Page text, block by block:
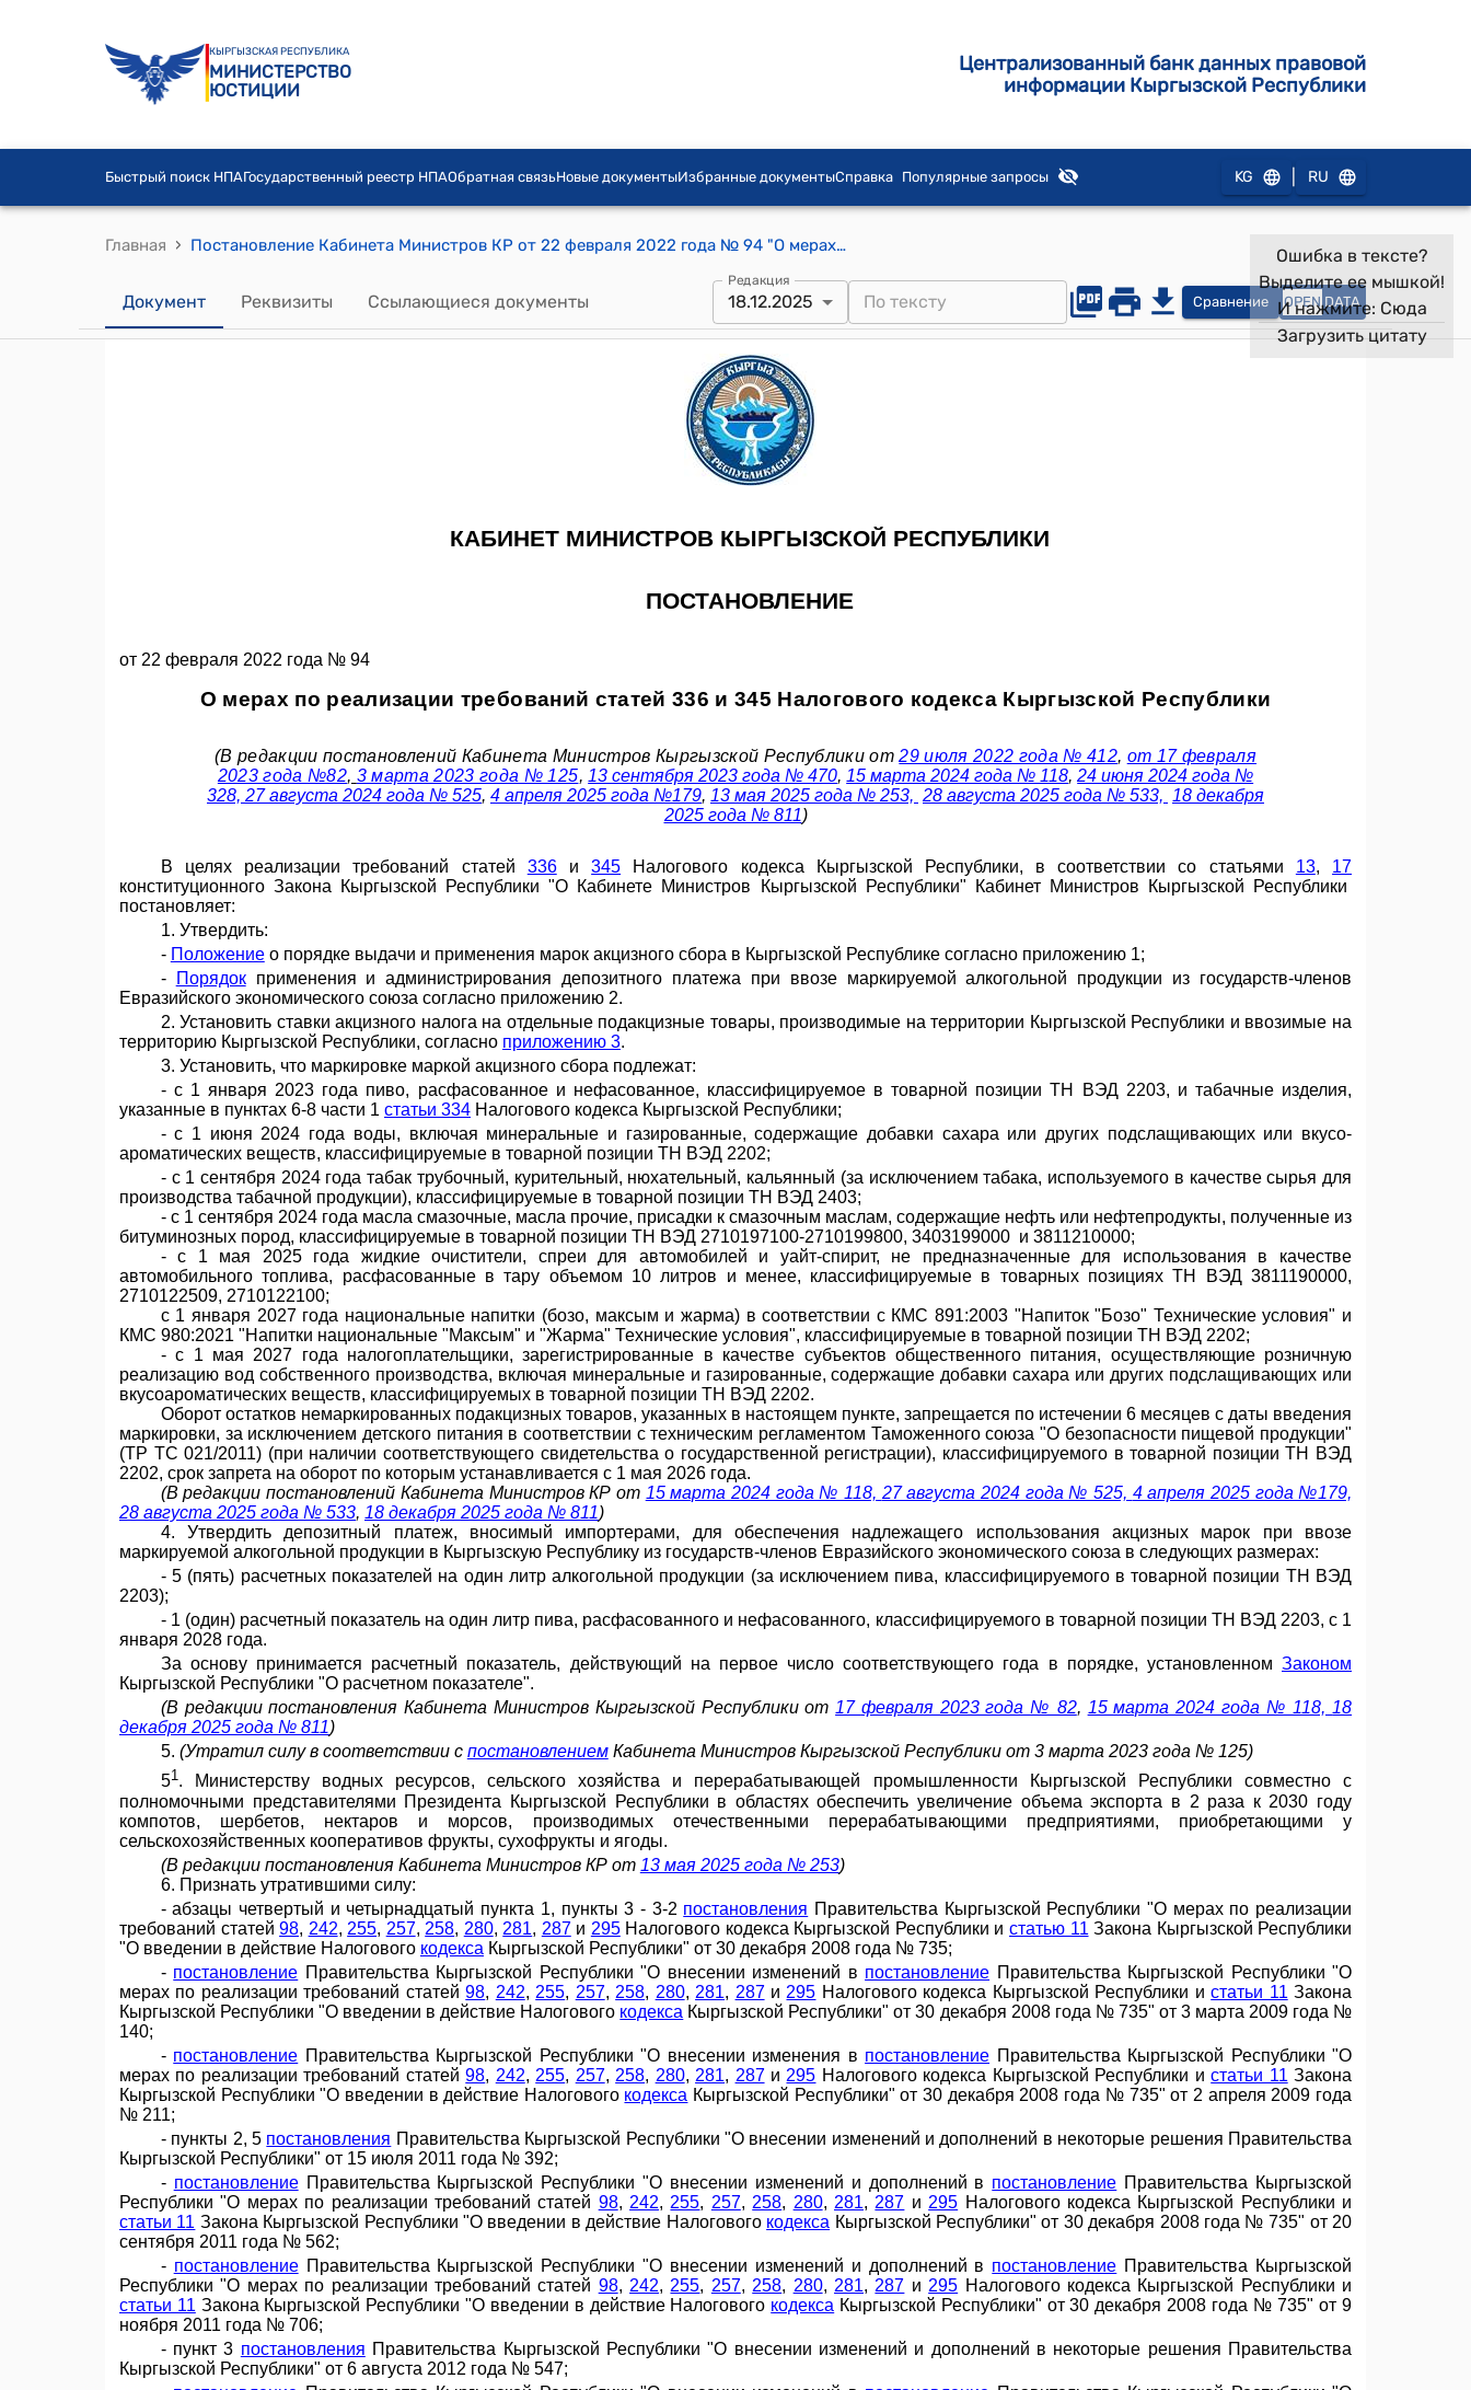
КЫРГЫЗСКАЯ РЕСПУБЛИКА
МИНИСТЕРСТВО
ЮСТИЦИИ
Централизованный банк данных правовой
информации Кыргызской Республики
Быстрый поиск НПАГосударственный реестр НПАОбратная связьНовые документыИзбранные документыСправка Популярные запросы KG RU
Главная › Постановление Кабинета Министров КР от 22 февраля 2022 года № 94 "О мерах по реализации требований статей 336 и 345 Налогового кодекса Кыргызской Республики"
Документ Реквизиты Ссылающиеся документы
Редакция
18.12.2025 Сравнение OPEN DATA
Ошибка в тексте?
Выделите ее мышкой!
И нажмите: Сюда
Загрузить цитату